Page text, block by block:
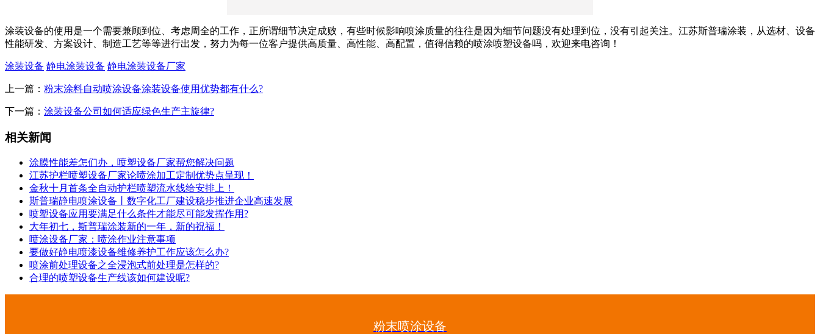
涂装设备的使用是一个需要兼顾到位、考虑周全的工作，正所谓细节决定成败，有些时候影响喷涂质量的往往是因为细节问题没有处理到位，没有引起关注。江苏斯普瑞涂装，从选材、设备
性能研发、方案设计、制造工艺等等进行出发，努力为每一位客户提供高质量、高性能、高配置，值得信赖的喷涂喷塑设备吗，欢迎来电咨询！
涂装设备 静电涂装设备 静电涂装设备厂家
上一篇： 粉末涂料自动喷涂设备涂装设备使用优势都有什么?
下一篇： 涂装设备公司如何适应绿色生产主旋律?
相关新闻
涂膜性能差怎们办，喷塑设备厂家帮您解决问题
江苏护栏喷塑设备厂家论喷涂加工定制优势点呈现！
金秋十月首条全自动护栏喷塑流水线给安排上！
斯普瑞静电喷涂设备丨数字化工厂建设稳步推进企业高速发展
喷塑设备应用要满足什么条件才能尽可能发挥作用?
大年初七，斯普瑞涂装新的一年，新的祝福！
喷涂设备厂家：喷涂作业注意事项
要做好静电喷漆设备维修养护工作应该怎么办?
喷涂前处理设备之全浸泡式前处理是怎样的?
合理的喷塑设备生产线该如何建设呢?
粉末喷涂设备